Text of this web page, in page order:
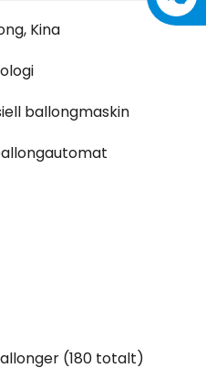
Kina
ballongmaskin
(180 totalt)